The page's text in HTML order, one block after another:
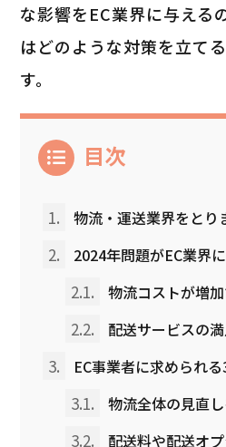
な影響をEC業界に与える
はどのような対策を立て
す。
目次
1. 物流・運送業界をとり
2. 2024年問題がEC業界
2.1. 物流コストが増
2.2. 配送サービスの
3. EC事業者に求められ
3.1. 物流全体の見直
3.2. 配送料や配送オ